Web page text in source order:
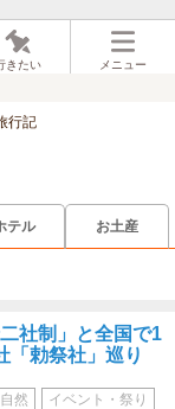
きたい メニュー
行記
テル お土産
社制」と全国で1
「勅祭社」巡り
自然 イベント・祭り